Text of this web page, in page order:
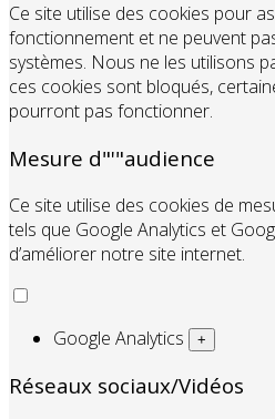
Ce site utilise des cookies pour
fonctionnement et ne peuvent
systèmes. Nous ne les utilisons
ces cookies sont bloqués,
pourront pas fonctionner.
Mesure d"'"audience
Ce site utilise des cookies de
tels que Google Analytics et
d’améliorer notre site internet.
Google Analytics +
Réseaux sociaux/Vidéos